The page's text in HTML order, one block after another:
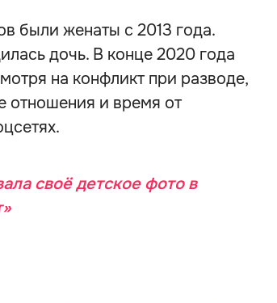
были женаты с 2013 года.
дочь. В конце 2020 года
на конфликт при разводе,
отношения и время от
своё детское фото в